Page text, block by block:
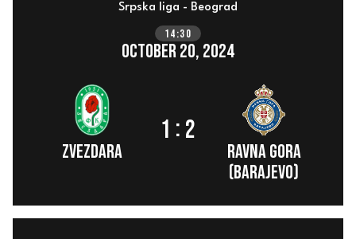
Srpska liga - Beograd
October 20, 2024
14:30
ZVEZDARA
1 : 2
Ravna Gora
(Barajevo)